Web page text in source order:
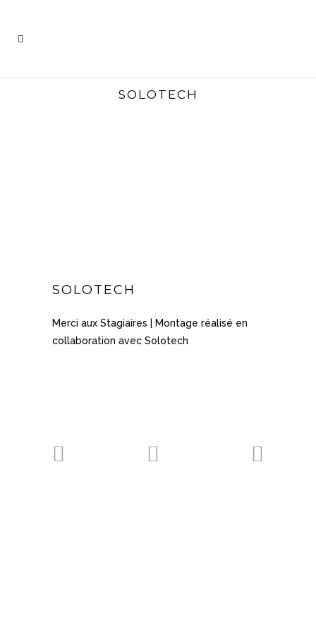
SOLOTECH
SOLOTECH
Merci aux Stagiaires | Montage réalisé en
collaboration avec Solotech